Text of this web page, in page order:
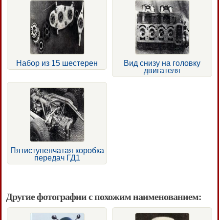
Набор из 15 шестерен
Вид снизу на головку
двигателя
Пятиступенчатая коробка
передач ГД1
Другие фотографии с похожим наименованием: